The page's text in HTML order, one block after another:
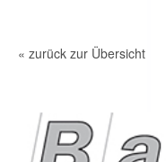
« zurück zur Übersicht